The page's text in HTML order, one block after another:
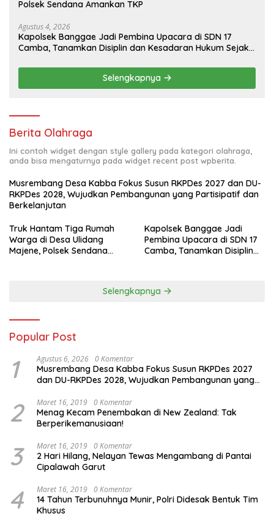
Polsek Sendana Amankan TKP
Agustus 4, 2026
Kapolsek Banggae Jadi Pembina Upacara di SDN 17
Camba, Tanamkan Disiplin dan Kesadaran Hukum Sejak
Selengkapnya
Berita Olahraga
Ini contoh widget dengan style gallery pada kategori olahraga,
anda bisa mengaturnya pada widget recent post wpberita.
Musrembang Desa Kabba Fokus Susun RKPDes 2027 dan DU-
RKPDes 2028, Wujudkan Pembangunan yang Partisipatif dan
Berkelanjutan
Truk Hantam Tiga Rumah
Warga di Desa Ulidang
Majene, Polsek Sendana
Kapolsek Banggae Jadi
Pembina Upacara di SDN 17
Camba, Tanamkan Disiplin
Selengkapnya
Popular Post
1 Agustus 6, 2026 0 Komentar
Musrembang Desa Kabba Fokus Susun RKPDes 2027
dan DU-RKPDes 2028, Wujudkan Pembangunan yang
2 Maret 16, 2019 0 Komentar
Menag Kecam Penembakan di New Zealand: Tak
Berperikemanusiaan!
3 Maret 16, 2019 0 Komentar
2 Hari Hilang, Nelayan Tewas Mengambang di Pantai
Cipalawah Garut
4 Maret 16, 2019 0 Komentar
14 Tahun Terbunuhnya Munir, Polri Didesak Bentuk Tim
Khusus